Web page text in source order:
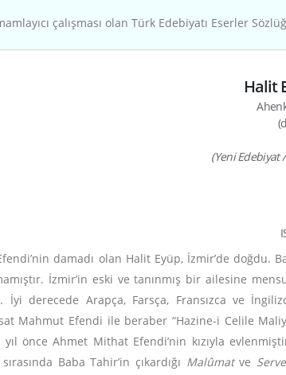
çalışması olan Türk Edebiyatı Eserler
Halit
(Yeni Edebiyat
damadı olan Halit Eyüp, İzmir’de doğdu.
İzmir’in eski ve tanınmış bir ailesine
İyi derecede Arapça, Farsça, Fransızca ve
Mahmut Efendi ile beraber “Hazine-i Celile
önce Ahmet Mithat Efendi’nin kızıyla
Baba Tahir’in çıkardığı Malûmatve